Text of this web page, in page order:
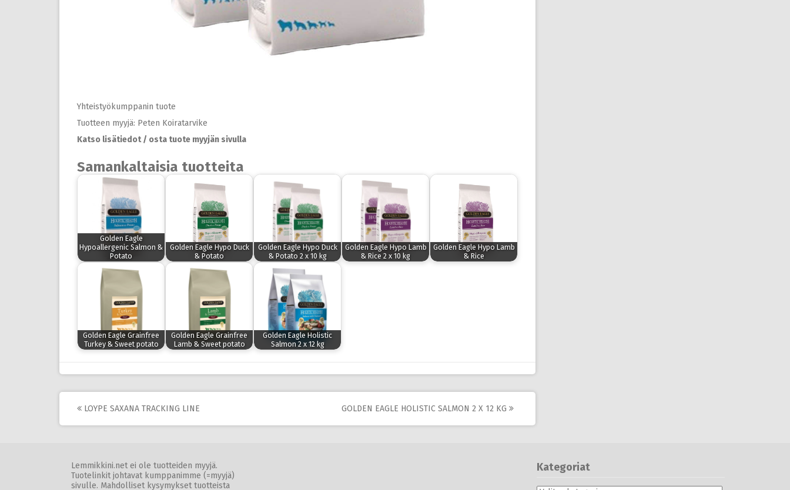
Yhteistyökumppanin tuote
Tuotteen myyjä: Peten Koiratarvike
Katso lisätiedot / osta tuote myyjän sivulla
Samankaltaisia tuotteita
Golden Eagle
Hypoallergenic Salmon &
Potato
Golden Eagle Hypo Duck
& Potato
Golden Eagle Hypo Duck
& Potato 2 x 10 kg
Golden Eagle Hypo Lamb
& Rice 2 x 10 kg
Golden Eagle Hypo Lamb
& Rice
Golden Eagle Grainfree
Turkey & Sweet potato
Golden Eagle Grainfree
Lamb & Sweet potato
Golden Eagle Holistic
Salmon 2 x 12 kg
Post
navigation
LOYPE SAXANA TRACKING LINE GOLDEN EAGLE HOLISTIC SALMON 2 X 12 KG
Lemmikkini.net ei ole tuotteiden myyjä.
Tuotelinkit johtavat kumppanimme (=myyjä)
sivulle. Mahdolliset kysymykset tuotteista
Kategoriat